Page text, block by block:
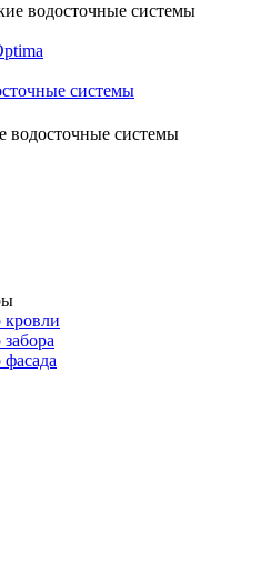
водосточные системы
системы
водосточные системы
кровли
фасада